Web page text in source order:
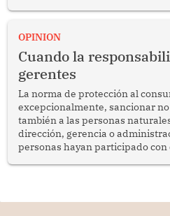
enfrenta desafíos en materia de
OPINION
Cuando la
gerentes
La norma de protección al
excepcionalmente, sancionar
también a las personas
dirección, gerencia o
personas hayan participado
por la frustrada realización de